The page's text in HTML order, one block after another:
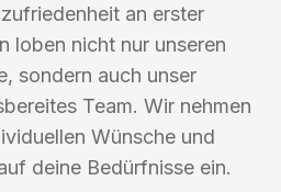
an erster
loben nicht nur unseren
sondern auch unser
Team. Wir nehmen
Wünsche und
deine Bedürfnisse ein.